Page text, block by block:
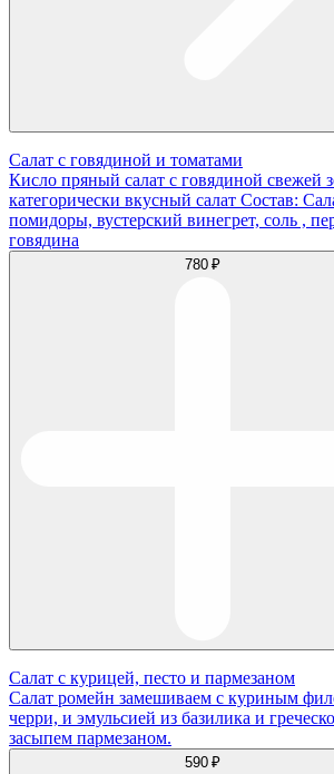
Салат с говядиной и томатами
Кисло пряный салат с говядиной свежей
категорически вкусный салат Состав:
помидоры, вустерский винегрет, соль ,
говядина
780 ₽
Салат с курицей, песто и пармезаном
Салат ромейн замешиваем с куриным
черри, и эмульсией из базилика и
засыпем пармезаном.
590 ₽